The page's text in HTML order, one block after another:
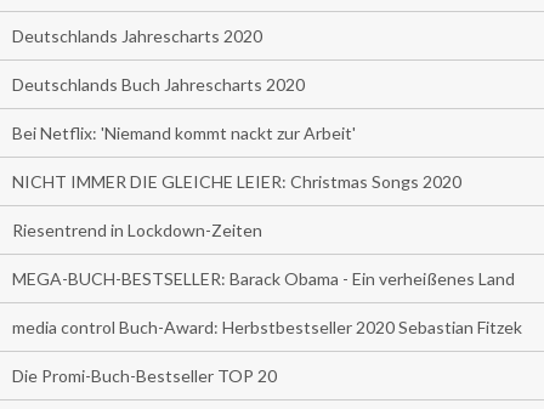
Deutschlands Jahrescharts 2020
Deutschlands Buch Jahrescharts 2020
Bei Netflix: 'Niemand kommt nackt zur Arbeit'
NICHT IMMER DIE GLEICHE LEIER: Christmas Songs 2020
Riesentrend in Lockdown-Zeiten
MEGA-BUCH-BESTSELLER: Barack Obama - Ein verheißenes Land
media control Buch-Award: Herbstbestseller 2020 Sebastian Fitzek
Die Promi-Buch-Bestseller TOP 20